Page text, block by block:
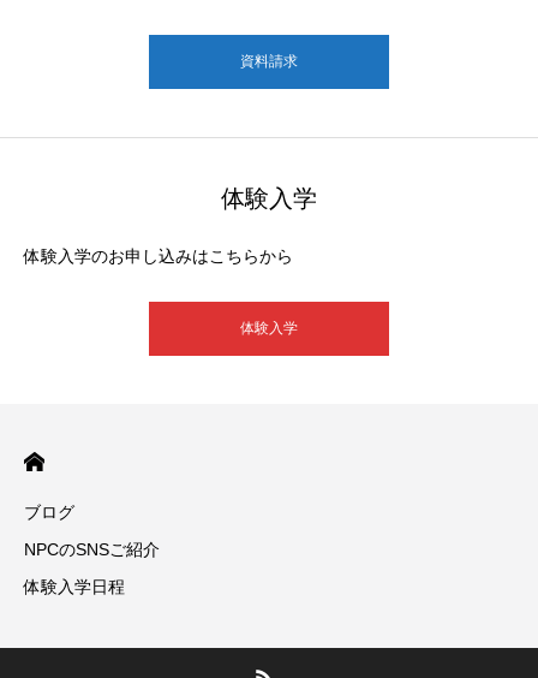
資料請求
体験入学
体験入学のお申し込みはこちらから
体験入学
ブログ
NPCのSNSご紹介
体験入学日程